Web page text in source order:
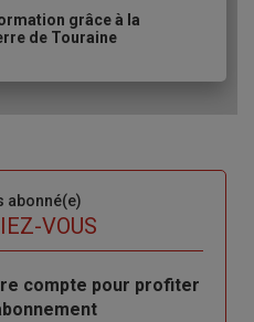
grâce à la
de Touraine
abonné(e)
VOUS
compte pour profiter